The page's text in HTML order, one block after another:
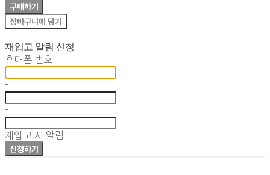
구매하기
장바구니에 담기
재입고 알림 신청
휴대폰 번호
-
-
재입고 시 알림
신청하기